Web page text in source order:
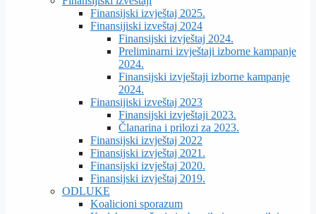
Finansijski izvještaj 2025.
Finansijiski izveštaj 2024
Finansijski izvještaj 2024.
Preliminarni izvještaji izborne kampanje
2024.
Finansijski izvještaji izborne kampanje
2024.
Finansijiski izveštaj 2023
Finansijski izvještaji 2023.
Članarina i prilozi za 2023.
Finansijski izvještaj 2022
Finansijski izvještaj 2021.
Finansijski izvještaj 2020.
Finansijski izvještaj 2019.
ODLUKE
Koalicioni sporazum